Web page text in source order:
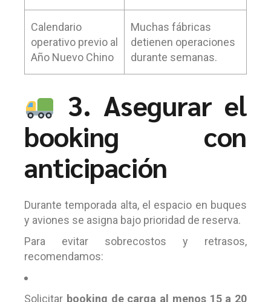
Calendario
operativo previo al
Año Nuevo Chino
Muchas fábricas
detienen operaciones
durante semanas.
3. Asegurar el
booking con
anticipación
Durante temporada alta, el espacio en buques
y aviones se asigna bajo prioridad de reserva.
Para evitar sobrecostos y retrasos,
recomendamos:
Solicitar booking de carga al menos 15 a 20